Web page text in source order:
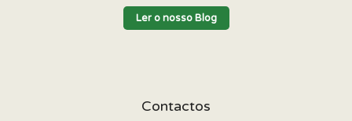
Ler o nosso Blog
Contactos